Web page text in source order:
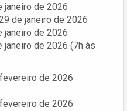
janeiro de 2026
de janeiro de 2026
janeiro de 2026
janeiro de 2026 (7h às
de 2026
de 2026